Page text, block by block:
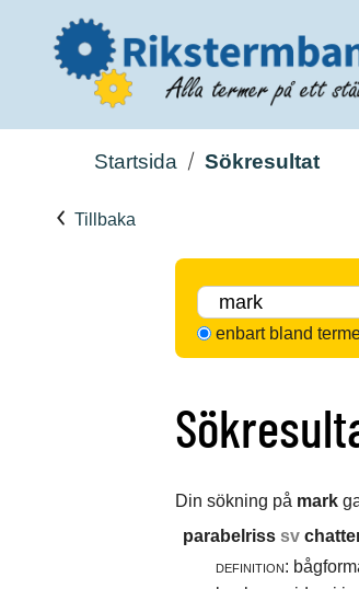
Startsida Sökresultat
Tillbaka
enbart bland
Din sökning på mark
parabelriss sv
definition: